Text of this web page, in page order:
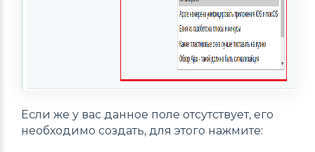
Если же у вас данное поле отсутствует, его
необходимо создать, для этого нажмите: